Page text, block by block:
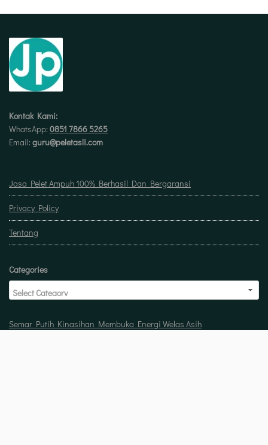
Kontak Kami:
WhatsApp: 0851 7866 5265
Email: guru@peletasli.com
Jasa Pelet Ampuh 100% Berhasil Dan Bergaransi
Privacy Policy
Tentang
Categories
Semar Putih Kinasihan Membuka Energi Welas Asih